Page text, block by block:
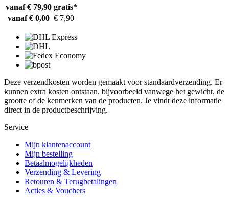
vanaf € 79,90 gratis*
vanaf € 0,00 € 7,90
Deze verzendkosten worden gemaakt voor standaardverzending. Er
kunnen extra kosten ontstaan, bijvoorbeeld vanwege het gewicht, de
grootte of de kenmerken van de producten. Je vindt deze informatie
direct in de productbeschrijving.
Service
Mijn klantenaccount
Mijn bestelling
Betaalmogelijkheden
Verzending & Levering
Retouren & Terugbetalingen
Acties & Vouchers